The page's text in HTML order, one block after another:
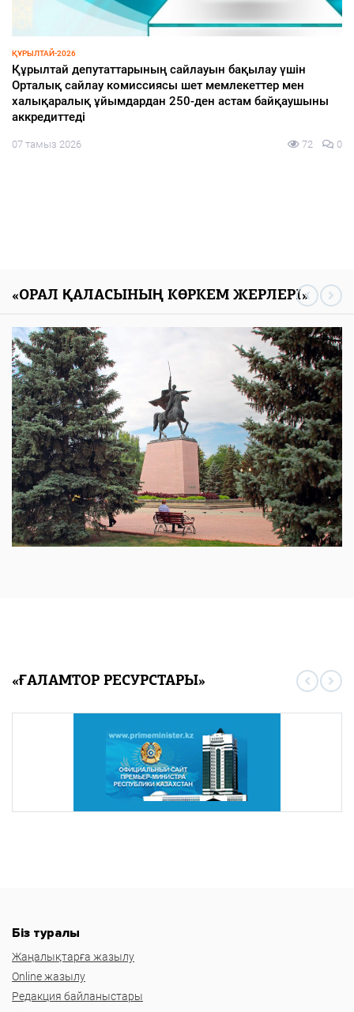
ИНФРАҚҰРЫЛЫМ
Ақжайық шағын ауданы қарқынды дамып келеді
07 тамыз 2026 85
«ОРАЛ ҚАЛАСЫНЫҢ КӨРКЕМ ЖЕРЛЕРІ»
«ҒАЛАМТОР РЕСУРСТАРЫ»
Біз туралы
Жаңалықтарға жазылу
Online жазылу
Редакция байланыстары